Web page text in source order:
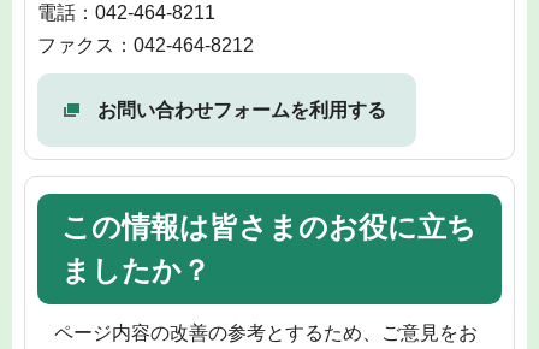
電話：042-464-8211
ファクス：042-464-8212
お問い合わせフォームを利用する
この情報は皆さまのお役に立ち
ましたか？
ページ内容の改善の参考とするため、ご意見をお